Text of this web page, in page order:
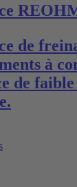
de
à
de faible